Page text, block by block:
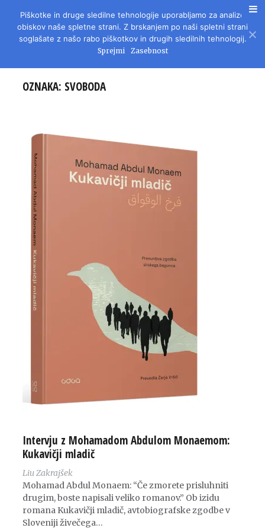
REVIJA ZA LITERATURO, KULTURO IN DRUŽBENA VPRAŠANJA
OZNAKA: SVOBODA
Intervju z Mohamadom Abdulom Monaemom:
Kukavičji mladič
Liu Zakrajšek
Mohamad Abdul Monaem: “Če zmorete prisluhniti
drugim, boste napisali veliko romanov.” Ob izidu
romana Kukavičji mladič, avtobiografske zgodbe v
Sloveniji živečega…
Piškotke in druge sledilne tehnologije uporabljamo za analizo
obiskov naše spletne strani. Z brskanjem po naši spletni strani
soglašate z našo rabo piškotkov in drugih sledilnih tehnologij.
Sprejmi Zasebnost